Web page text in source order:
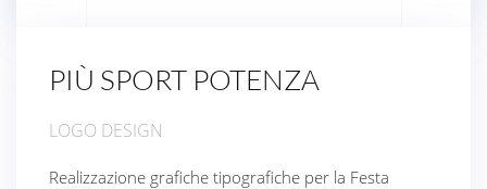
PIÙ SPORT POTENZA
LOGO DESIGN
Realizzazione grafiche tipografiche per la Festa